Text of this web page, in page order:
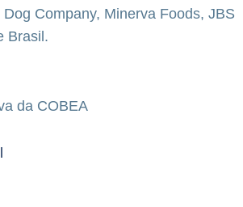
Company, Minerva Foods, JBS
Brasil.
da COBEA